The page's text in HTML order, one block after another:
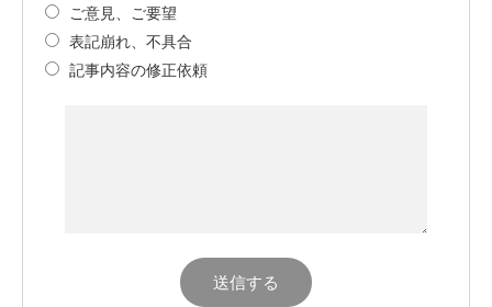
ご意見、ご要望
表記崩れ、不具合
記事内容の修正依頼